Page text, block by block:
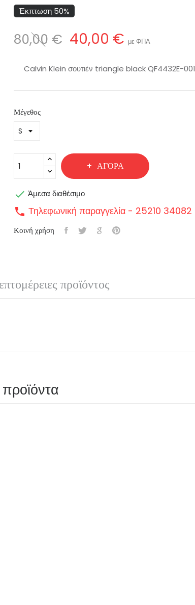
Έκπτωση 50%
80,00 € 40,00 € με ΦΠΑ
Calvin Klein σουτιέν triangle black QF4432E-001
Μέγεθος
ΑΓΟΡΆ
 Άμεσα διαθέσιμο
call Τηλεφωνική παραγγελία - 25210 34082
Κοινή χρήση
προϊόντος